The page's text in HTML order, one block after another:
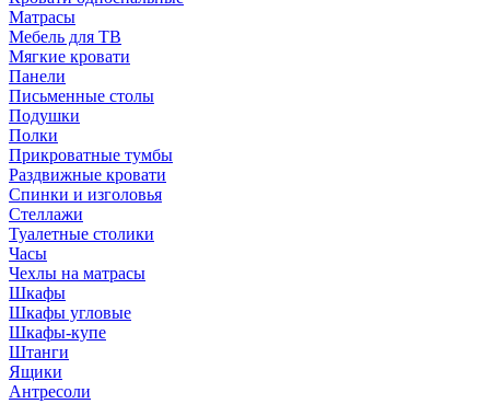
Матрасы
Мебель для ТВ
Мягкие кровати
Панели
Письменные столы
Подушки
Полки
Прикроватные тумбы
Раздвижные кровати
Спинки и изголовья
Стеллажи
Туалетные столики
Часы
Чехлы на матрасы
Шкафы
Шкафы угловые
Шкафы-купе
Штанги
Ящики
Антресоли